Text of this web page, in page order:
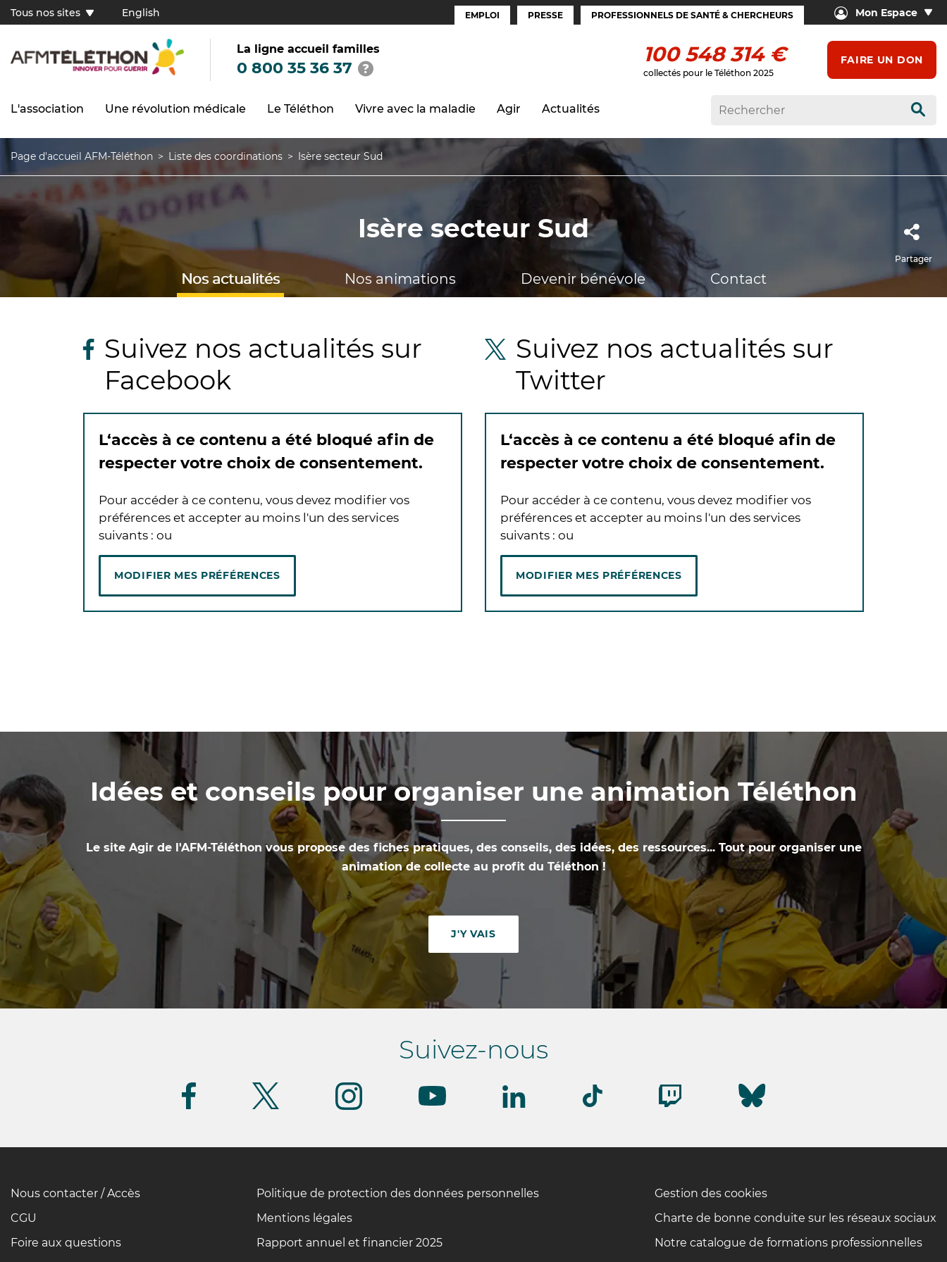
contenu
Tous
sites
(FR)
Tous nos sites English
Espaces
EMPLOI PRESSE PROFESSIONNELS DE SANTÉ & CHERCHEURS Mon Espace
La ligne accueil familles
0 800 35 36 37
100 548 314 €
collectés pour le Téléthon 2025
FAIRE UN DON
Navigation
L'association Une révolution médicale Le Téléthon Vivre avec la maladie Agir Actualités
Fil
d'Ariane
Page d'accueil AFM-Téléthon Liste des coordinations Isère secteur Sud
Isère secteur Sud
Partager
Nos actualités Nos animations Devenir bénévole Contact
Suivez nos actualités sur
Facebook
L‘accès à ce contenu a été bloqué afin de
respecter votre choix de consentement.
Pour accéder à ce contenu, vous devez modifier vos
préférences et accepter au moins l'un des services
suivants : ou
MODIFIER MES PRÉFÉRENCES
Suivez nos actualités sur
Twitter
L‘accès à ce contenu a été bloqué afin de
respecter votre choix de consentement.
Pour accéder à ce contenu, vous devez modifier vos
préférences et accepter au moins l'un des services
suivants : ou
MODIFIER MES PRÉFÉRENCES
Idées et conseils pour organiser une animation Téléthon
Le site Agir de l'AFM-Téléthon vous propose des fiches pratiques, des conseils, des idées, des ressources... Tout pour organiser une
animation de collecte au profit du Téléthon !
J'Y VAIS
Suivez-nous
Pied
page
Nous contacter / Accès
CGU
Foire aux questions
Politique de protection des données personnelles
Mentions légales
Rapport annuel et financier 2025
Gestion des cookies
Charte de bonne conduite sur les réseaux sociaux
Notre catalogue de formations professionnelles